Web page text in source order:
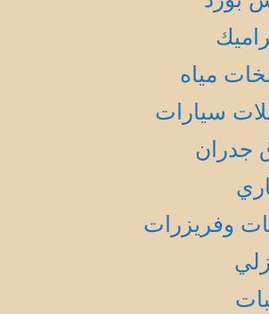
مياه
سيارات
جدران
وفريزرات